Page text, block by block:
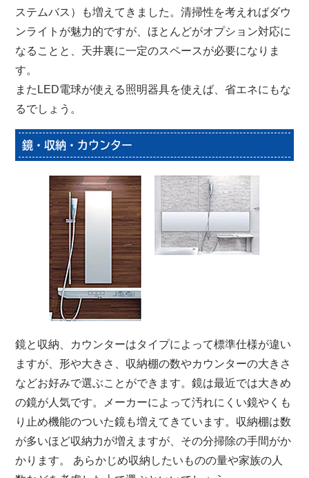
ステムバス）も増えてきました。清掃性を考えればダウ
ンライトが魅力的ですが、ほとんどがオプション対応に
なることと、天井裏に一定のスペースが必要になりま
す。
またLED電球が使える照明器具を使えば、省エネにもな
るでしょう。
鏡・収納・カウンター
鏡と収納、カウンターはタイプによって標準仕様が違い
ますが、形や大きさ、収納棚の数やカウンターの大きさ
などお好みで選ぶことができます。鏡は最近では大きめ
の鏡が人気です。メーカーによって汚れにくい鏡やくも
り止め機能のついた鏡も増えてきています。収納棚は数
が多いほど収納力が増えますが、その分掃除の手間がか
かります。 あらかじめ収納したいものの量や家族の人